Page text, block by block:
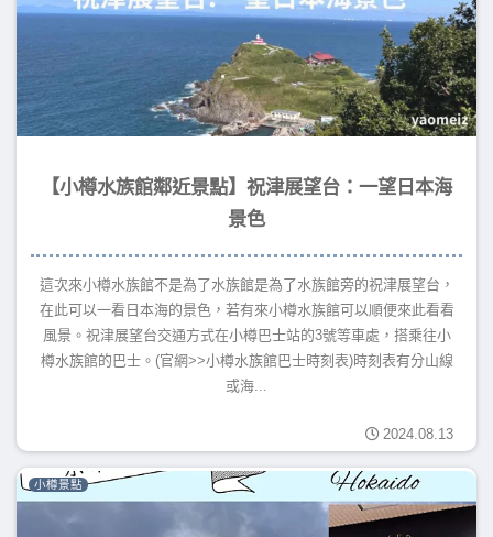
【小樽水族館鄰近景點】祝津展望台：一望日本海
景色
這次來小樽水族館不是為了水族館是為了水族館旁的祝津展望台，
在此可以一看日本海的景色，若有來小樽水族館可以順便來此看看
風景。祝津展望台交通方式在小樽巴士站的3號等車處，搭乘往小
樽水族館的巴士。(官網>>小樽水族館巴士時刻表)時刻表有分山線
或海...
2024.08.13
小樽景點